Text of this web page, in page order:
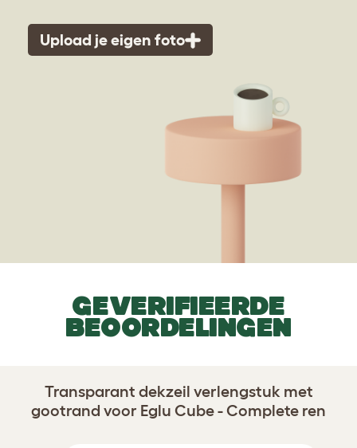
Upload je eigen foto
GEVERIFIEERDE
BEOORDELINGEN
Transparant dekzeil verlengstuk met
gootrand voor Eglu Cube - Complete ren